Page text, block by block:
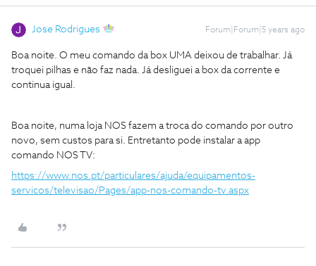
Jose Rodrigues Forum|Forum|5 years ago
Boa noite. O meu comando da box UMA deixou de trabalhar. Já
troquei pilhas e não faz nada. Já desliguei a box da corrente e
continua igual.
Boa noite, numa loja NOS fazem a troca do comando por outro
novo, sem custos para si. Entretanto pode instalar a app
comando NOS TV:
https://www.nos.pt/particulares/ajuda/equipamentos-
servicos/televisao/Pages/app-nos-comando-tv.aspx